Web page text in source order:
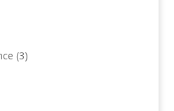
(3)